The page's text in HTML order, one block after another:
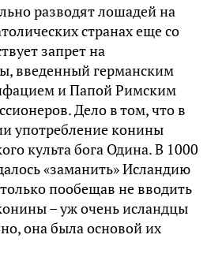
разводят лошадей на
странах еще со
запрет на
введенный германским
и Папой Римским
Дело в том, что в
употребление конины
культа бога Одина. В 1000
«заманить» Исландию
пообещав не вводить
– уж очень исландцы
она была основой их